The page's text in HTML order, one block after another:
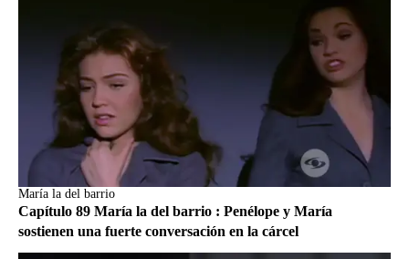
María la del barrio
Capítulo 89 María la del barrio : Penélope y María
sostienen una fuerte conversación en la cárcel